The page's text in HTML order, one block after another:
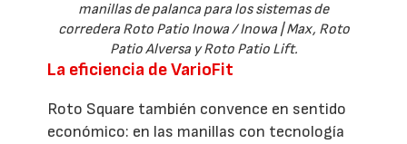
manillas de palanca para los sistemas de
corredera Roto Patio Inowa / Inowa | Max, Roto
Patio Alversa y Roto Patio Lift.
La eficiencia de VarioFit
Roto Square también convence en sentido
económico: en las manillas con tecnología